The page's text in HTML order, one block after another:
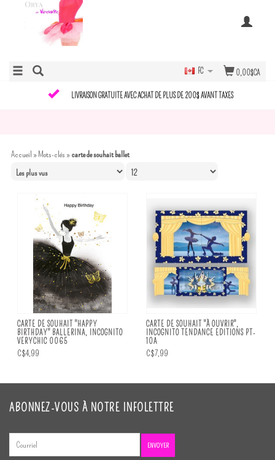
0,00$CA
FC
LIVRAISON GRATUITE AVEC ACHAT DE PLUS DE 200$ AVANT TAXES
Accueil »Mots-clés »carte de souhait ballet
CARTE DE SOUHAIT "HAPPY
BIRTHDAY" BALLERINA, INCOGNITO
VERYCHIC 0065
C$4,99
CARTE DE SOUHAIT "À OUVRIR",
INCOGNITO TENDANCE EDITIONS PT-
10A
C$7,99
ABONNEZ-VOUS À NOTRE INFOLETTRE
ENVOYER